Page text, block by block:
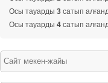
Осы тауарды 3 сатып
Осы тауарды 4 сатып